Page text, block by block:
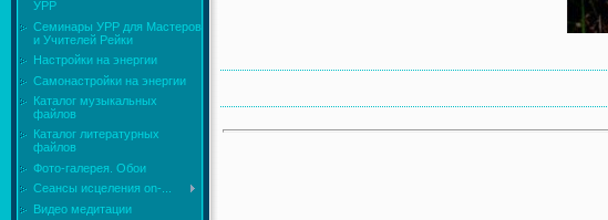
УРР
Семинары УРР для Мастеров
и Учителей Рейки
Настройки на энергии
Самонастройки на энергии
Каталог музыкальных
файлов
Каталог литературных
файлов
Фото-галерея. Обои
Сеансы исцеления on-...
Видео медитации